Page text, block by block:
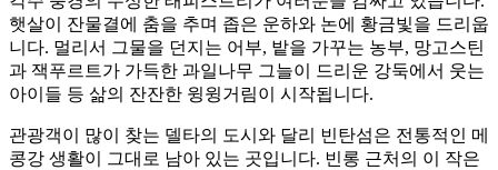
햇살이 잔물결에 춤을 추며 좁은 운하와 논에 황금빛을 드리웁
니다. 멀리서 그물을 던지는 어부, 밭을 가꾸는 농부, 망고스틴
과 잭푸르트가 가득한 과일나무 그늘이 드리운 강둑에서 웃는
아이들 등 삶의 잔잔한 윙윙거림이 시작됩니다.
관광객이 많이 찾는 델타의 도시와 달리 빈탄섬은 전통적인 메
콩강 생활이 그대로 남아 있는 곳입니다. 빈롱 근처의 이 작은